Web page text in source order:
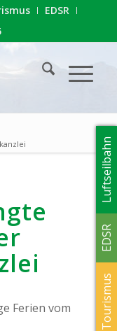
EDSR
Ferien vom Tourismus
EDSR
Luftseilbahn